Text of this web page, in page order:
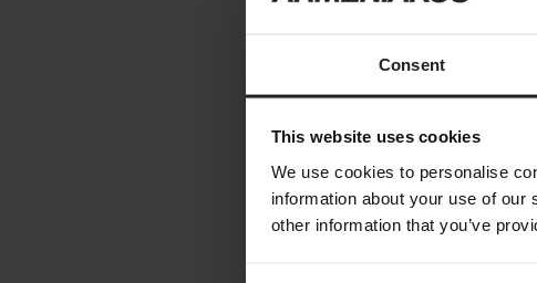
Consent
This website uses cookies
We use cookies to personalise
information about your use of
other information that you’ve